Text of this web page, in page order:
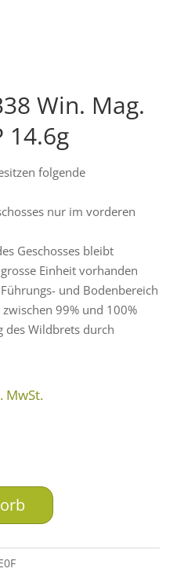
Win. Mag.
14.6g
folgende
nur im vorderen
Geschosses bleibt
Einheit vorhanden
und Bodenbereich
99% und 100%
des Wildbrets durch
MwSt.